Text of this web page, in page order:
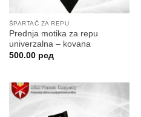
ŠPARTAČ ZA REPU
Prednja motika za repu
univerzalna – kovana
500.00 рсд